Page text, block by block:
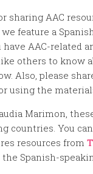
sharing AAC
feature a
have AAC-related
others to know
Also, please
using the
Marimon,
countries. You
resources from
Spanish-